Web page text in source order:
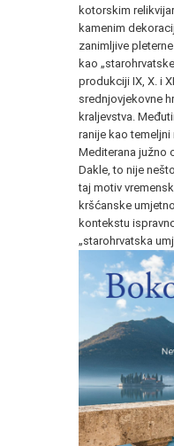
kotorskim
kamenim
zanimljive
kao
produkciji IX, X. i
srednjovjekovne
kraljevstva.
ranije kao
Mediterana južno
Dakle, to nije
taj motiv
kršćanske
kontekstu
„starohrvatska